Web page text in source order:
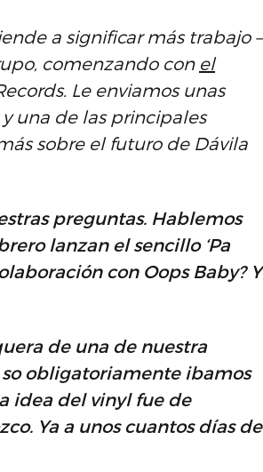
a significar más trabajo –
comenzando con el
Le enviamos unas
una de las principales
sobre el futuro de Dávila
preguntas. Hablemos
lanzan el sencillo ‘Pa
con Oops Baby? Y
de una de nuestra
soobligatoriamente ibamos
idea del vinylfue de
Ya a unos cuantos días de